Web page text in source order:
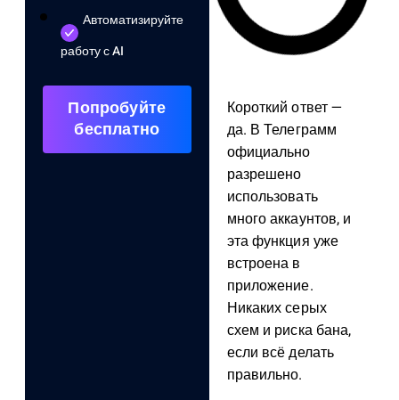
Автоматизируйте
работу с AI
Попробуйте
бесплатно
Короткий ответ —
да. В Телеграмм
официально
разрешено
использовать
много аккаунтов, и
эта функция уже
встроена в
приложение.
Никаких серых
схем и риска бана,
если всё делать
правильно.